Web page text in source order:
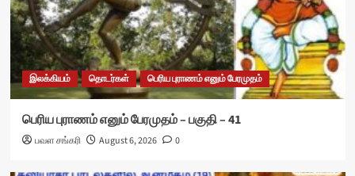
இலக்கியம் தொடர்கள் பெரிய புராணம் எனும் பேரமுதம்
பெரிய புராணம் எனும் பேரமுதம் – பகுதி – 41
பவள சங்கரி August 6, 2026 0